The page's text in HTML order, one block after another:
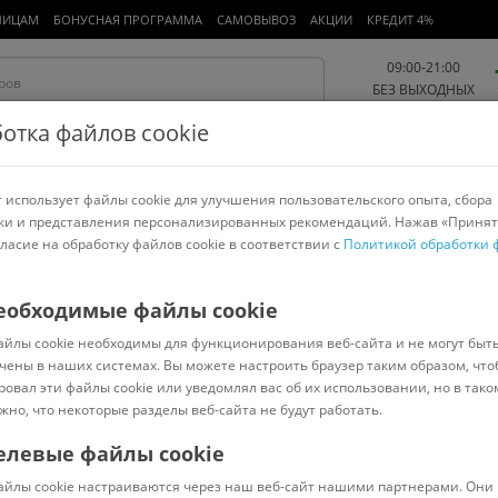
БОНУСНАЯ ПРОГРАММА САМОВЫВОЗ АКЦИИ КРЕДИТ 4%
09:00-21:00
БЕЗ ВЫХОДНЫХ
Работа и офис Авто и мото Детям и мамам Красота и
спорт
> ПОЛЕСЬЕ
оливковый)
файлов cookie
файлы cookie для улучшения пользовательского опыта, сбора
и представления персонализированных рекомендаций. Нажав
на обработку файлов cookie в соответствии с Политикой обработки
файлы cookie
cookie необходимы для функционирования веб-сайта и не могут
в наших системах. Вы можете настроить браузер таким образом,
эти файлы cookie или уведомлял вас об их использовании, но в
что некоторые разделы веб-сайта не будут работать.
файлы cookie
cookie настраиваются через наш веб-сайт нашими партнерами. Они